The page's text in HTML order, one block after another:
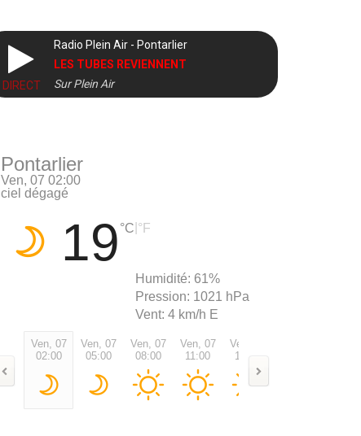
DIRECT
Radio Plein Air - Pontarlier
LES TUBES REVIENNENT
Sur Plein Air
Pontarlier
Ven, 07 02:00
ciel dégagé
19 °C °F
Humidité: 61%
Pression: 1021 hPa
Vent: 4 km/h E
Ven, 07
02:00
Ven, 07
05:00
Ven, 07
08:00
Ven, 07
11:00
Ven, 07
14:00